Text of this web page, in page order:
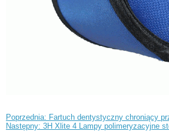
Poprzednia: Fartuch dentystyczny chroniący
Następny: 3H Xlite 4 Lampy polimeryzacyjne